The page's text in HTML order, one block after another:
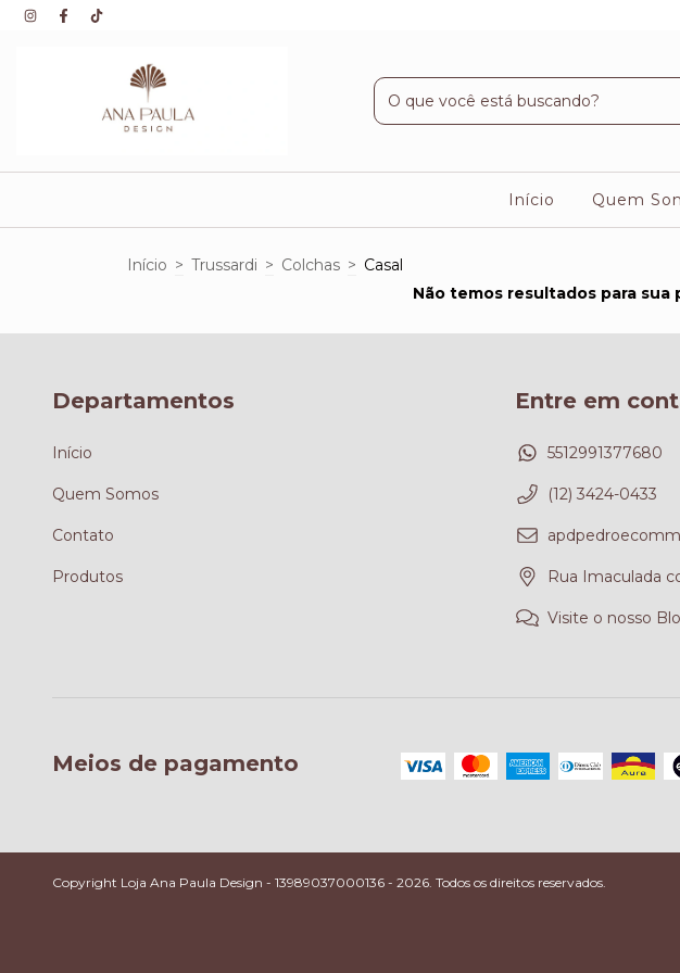
Início Quem
Início > Trussardi > Colchas > Casal
Não temos resultados para
Departamentos
Início
Quem Somos
Contato
Produtos
Entre em
5512991377680
(12) 3424-0433
Rua Imaculada
Visite o nosso
Meios de pagamento
Copyright Loja Ana Paula Design - 13989037000136 - 2026. Todos os direitos reservados.